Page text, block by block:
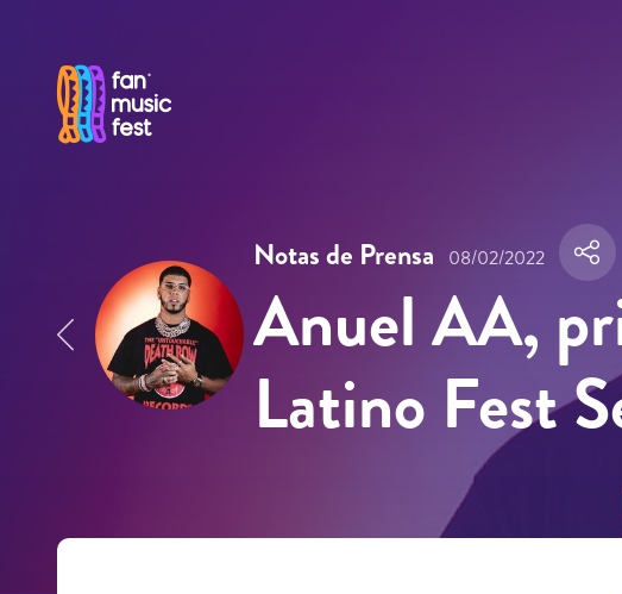
Notas de Prensa 08/02/2022
Anuel AA,
Latino Fest